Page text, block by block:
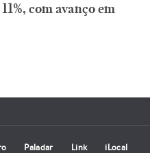
com avanço em
Paladar Link iLocal